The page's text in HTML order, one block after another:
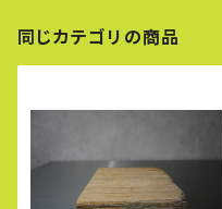
同じカテゴリの商品